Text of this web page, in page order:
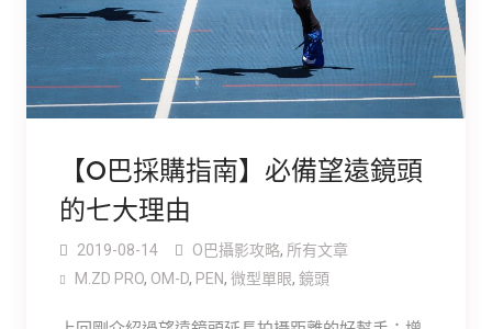
【O巴採購指南】必備望遠鏡頭
的七大理由
2019-08-14 O巴攝影攻略, 所有文章
M.ZD PRO, OM-D, PEN, 微型單眼, 鏡頭